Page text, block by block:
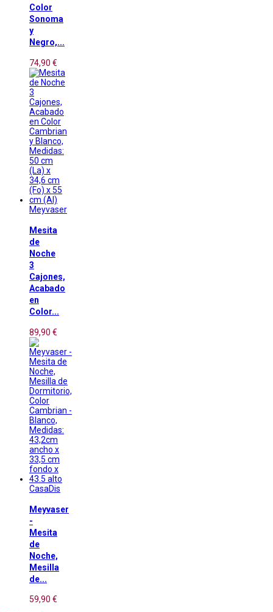
Color
Sonoma
y
Negro,...
74,90 €
Meyvaser
Mesita
de
Noche
3
Cajones,
Acabado
en
Color...
89,90 €
CasaDis
Meyvaser
-
Mesita
de
Noche,
Mesilla
de...
59,90 €